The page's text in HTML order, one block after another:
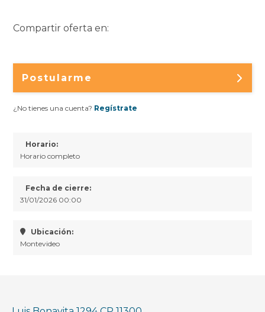
Compartir oferta en:
Postularme
¿No tienes una cuenta? Regístrate
Horario:
Horario completo
Fecha de cierre:
31/01/2026 00:00
Ubicación:
Montevideo